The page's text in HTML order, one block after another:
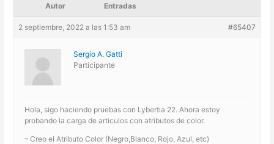
Autor Entradas
2 septiembre, 2022 a las 1:53 am #65407
Sergio A. Gatti
Participante
Hola, sigo haciendo pruebas con Lybertia 22. Ahora estoy
probando la carga de articulos con atributos de color.
– Creo el Atributo Color (Negro,Blanco, Rojo, Azul, etc)